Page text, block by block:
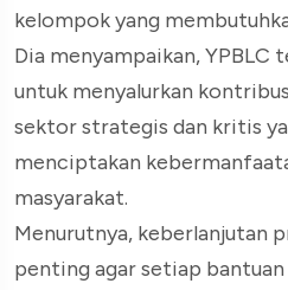
kelompok yang
Dia menyampaikan,
untuk menyalurkan
sektor strategis dan kritis
menciptakan
masyarakat.
Menurutnya, keberlanjutan
penting agar setiap